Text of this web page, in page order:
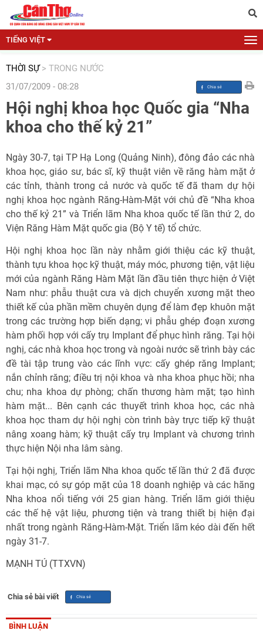
TIẾNG VIỆT
THỜI SỰ > TRONG NƯỚC
31/07/2009 - 08:28
Hội nghị khoa học Quốc gia “Nha
khoa cho thế kỷ 21”
Ngày 30-7, tại TP Hạ Long (Quảng Ninh), đông đảo các nhà
khoa học, giáo sư, bác sĩ, kỹ thuật viên về răng hàm mặt ở
các tỉnh, thành trong cả nước và quốc tế đã tham dự hội
nghị khoa học ngành Răng-Hàm-Mặt với chủ đề “Nha khoa
cho thế kỷ 21” và Triển lãm Nha khoa quốc tế lần thứ 2, do
Viện Răng Hàm Mặt quốc gia (Bộ Y tế) tổ chức.
Hội nghị khoa học lần này nhằm giới thiệu các kỹ thuật,
thành tựu khoa học kỹ thuật, máy móc, phương tiện, vật liệu
mới của ngành Răng Hàm Mặt lần đầu tiên thực hiện ở Việt
Nam như: phẫu thuật cưa và dịch chuyển xương mặt theo
thiết kế của phần mềm chuyên dụng để làm đẹp khuôn mặt
trong các trường hợp biến dạng; vi phẫu ghép đoạn xương
hàm phối hợp với cấy trụ Implant để phục hình răng. Tại hội
nghị, các nhà khoa học trong và ngoài nước sẽ trình bày các
đề tài tập trung vào các lĩnh vực: cấy ghép răng Implant;
nắn chỉnh răng; điều trị nội khoa và nha khoa phục hồi; nha
chu; nha khoa dự phòng; chấn thương hàm mặt; tạo hình
hàm mặt... Bên cạnh các thuyết trình khoa học, các nhà
khoa học tham dự hội nghị còn trình bày trực tiếp kỹ thuật
nâng xoang hàm; kỹ thuật cấy trụ Implant và chương trình
thực hiện Nội nha lâm sàng.
Tại hội nghị, Triển lãm Nha khoa quốc tế lần thứ 2 đã được
khai mạc, có sự góp mặt của 18 doanh nghiệp và các hãng
Nha khoa nổi tiếng với 25 gian hàng. Triển lãm giới thiệu
các thế hệ vật liệu, phương tiện và trang thiết bị hiện đại
nhất trong ngành Răng-Hàm-Mặt. Triển lãm kéo dài đến hết
ngày 31-7.
MẠNH TÚ (TTXVN)
Chia sẻ bài viết
BÌNH LUẬN